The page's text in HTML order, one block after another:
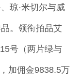
琼·米切尔与威
。领衔拍品艾
号（两片绿与
加佣金9838.5万